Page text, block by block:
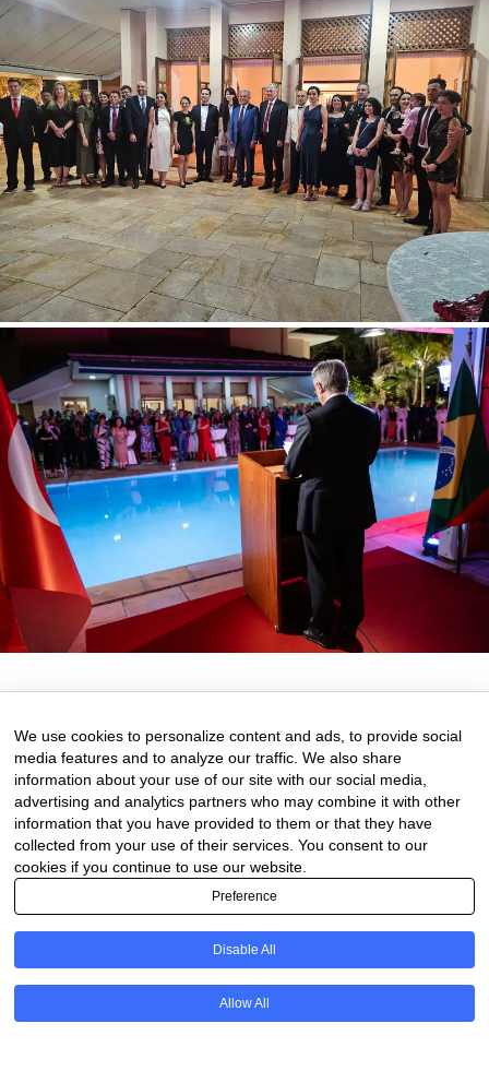
We use cookies to personalize content and ads, to provide social
media features and to analyze our traffic. We also share
information about your use of our site with our social media,
advertising and analytics partners who may combine it with other
information that you have provided to them or that they have
collected from your use of their services. You consent to our
cookies if you continue to use our website.
Preference
Disable All
Allow All